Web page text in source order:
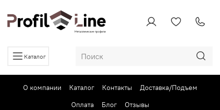
Каталог
О компании Каталог Контакты
Доставка/Подъем
Оплата
Блог Отзывы